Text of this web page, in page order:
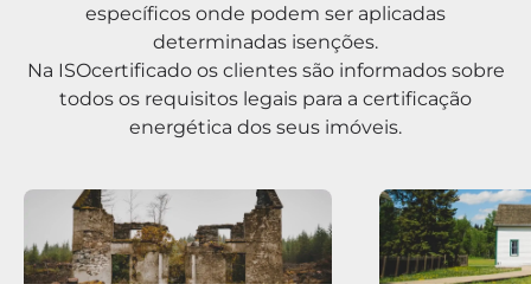
específicos onde podem ser aplicadas
determinadas isenções.
Na ISOcertificado os clientes são informados sobre
todos os requisitos legais para a certificação
energética dos seus imóveis.